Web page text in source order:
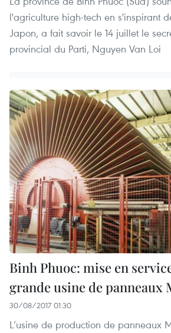
l'agriculture high-tech en s'inspirant
Japon, a fait savoir le 14 juillet le
provincial du Parti, Nguyen Van Loi
Binh Phuoc: mise en
grande usine de panneaux
30/08/2017 01:30
L’usine de production de panneaux